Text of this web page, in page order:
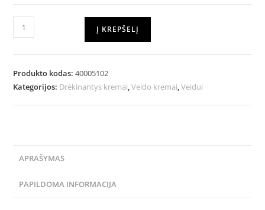
Į KREPŠELĮ
Produkto kodas:40005102
Kategorijos: Drėkinantys kremai,Veido kremai,Veidui
APRAŠYMAS
PAPILDOMA INFORMACIJA